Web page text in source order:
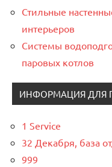
Стильные
интерьеров
Системы
паровых котлов
ИНФОРМАЦИЯ ДЛЯ
1 Service
32 Декабря, база
999